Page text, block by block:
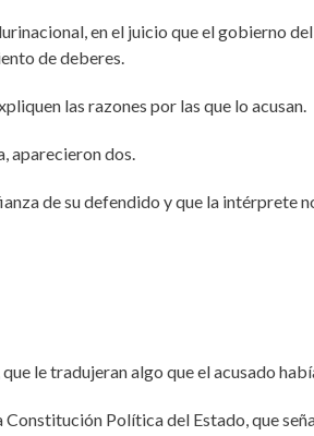
en el juicio que el gobierno
de deberes.
las razones por las que lo acusan.
aparecieron dos.
de su defendido y que la intérprete
le tradujeran algo que el acusado
Política del Estado, que